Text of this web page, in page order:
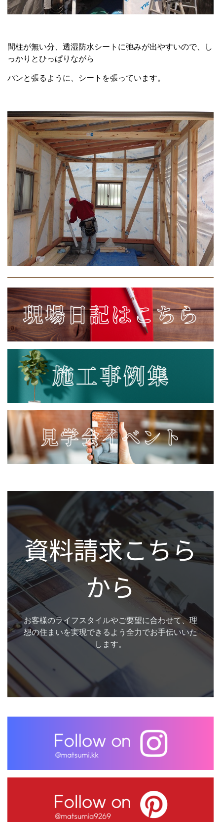
間柱が無い分、透湿防水シートに弛みが出やすいので、し
っかりとひっぱりながら
パンと張るように、シートを張っています。
資料請求こちら
から
お客様のライフスタイルやご要望に合わせて、理
想の住まいを実現できるよう全力でお手伝いいた
します。